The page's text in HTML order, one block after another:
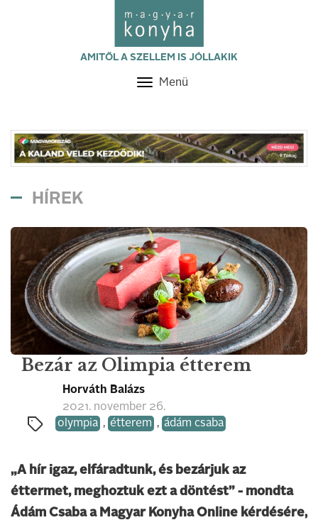
AMITŐL A SZELLEM IS JÓLLAKIK
Toggle
Menü
HÍREK
Bezár az Olimpia étterem
Horváth Balázs
2021. november 26.
olympia , étterem , ádám csaba
„A hír igaz, elfáradtunk, és bezárjuk az
éttermet, meghoztuk ezt a döntést” - mondta
Ádám Csaba a Magyar Konyha Online kérdésére,